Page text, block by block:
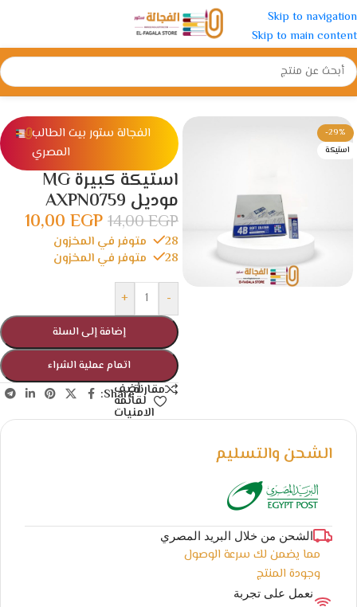
Skip to navigation
Skip to main content
الرئيسية/ادوات مدرسية/استيكة و برايه
-29%
استيكة
الفجالة ستور بيت الطالب
المصري
استيكة كبيرة MG
موديل AXPN0759
14,00EGP
10,00 EGP
28 متوفر في المخزون
28 متوفر في المخزون
-
+
إضافة إلى السلة
اتمام عملية الشراء
مقارنةأضف
لقائمة
الامنيات
Share:
الشحن والتسليم
الشحن من خلال البريد المصري
مما يضمن لك سرعة الوصول
وجودة المنتج
نعمل على تجربة